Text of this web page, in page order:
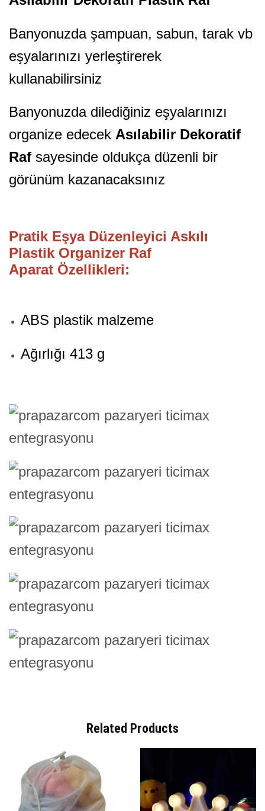
Banyonuzda şampuan, sabun, tarak vb
eşyalarınızı yerleştirerek
kullanabilirsiniz
Banyonuzda dilediğiniz eşyalarınızı
organize edecek Asılabilir Dekoratif
Raf sayesinde oldukça düzenli bir
görünüm kazanacaksınız
Pratik Eşya Düzenleyici Askılı
Plastik Organizer Raf
Aparat Özellikleri:
ABS plastik malzeme
Ağırlığı 413 g
Related Products